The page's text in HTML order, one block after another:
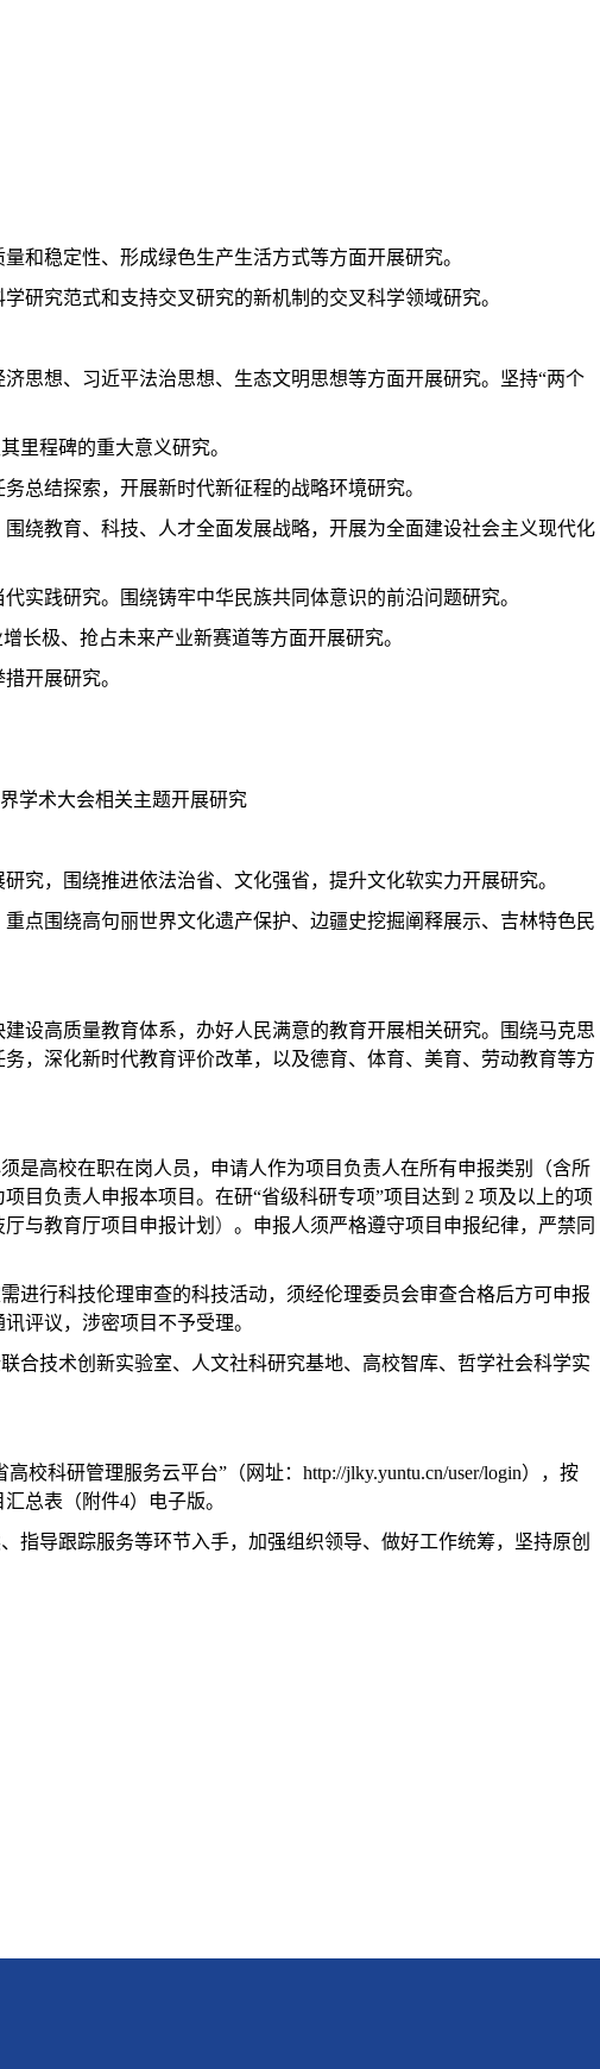
和稳定性、形成绿色生产生活方式等方面开展研究。
研究范式和支持交叉研究的新机制的交叉科学领域研究。
思想、习近平法治思想、生态文明思想等方面开展研究。坚持“两个
里程碑的重大意义研究。
总结探索，开展新时代新征程的战略环境研究。
绕教育、科技、人才全面发展战略，开展为全面建设社会主义现代化
实践研究。围绕铸牢中华民族共同体意识的前沿问题研究。
长极、抢占未来产业新赛道等方面开展研究。
开展研究。
学术大会相关主题开展研究
究，围绕推进依法治省、文化强省，提升文化软实力开展研究。
点围绕高句丽世界文化遗产保护、边疆史挖掘阐释展示、吉林特色民
设高质量教育体系，办好人民满意的教育开展相关研究。围绕马克思
，深化新时代教育评价改革，以及德育、体育、美育、劳动教育等方
是高校在职在岗人员，申请人作为项目负责人在所有申报类别（含所
目负责人申报本项目。在研“省级科研专项”项目达到 2 项及以上的项
与教育厅项目申报计划 ） 。申报人须严格遵守项目申报纪律，严禁同
进行科技伦理审查的科技活动，须经伦理委员会审查合格后方可申报
评议，涉密项目不予受理。
合技术创新实验室、人文社科研究基地、高校智库、哲学社会科学实
科研管理服务云平台”（网址：http://jlky.yuntu.cn/user/login），按
总表（附件4）电子版。
指导跟踪服务等环节入手，加强组织领导、做好工作统筹，坚持原创